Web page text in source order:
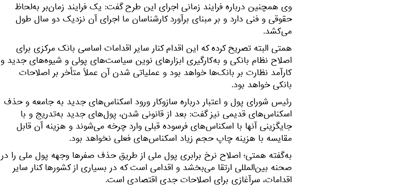
وی همچنین درباره فرایند زمانی اجرای این طرح گفت: یک فرایند زمان‌بر به‌لحاظ
حقوقی و فنی دارد و بر مبنای برآورد کارشناسان ما اجرای آن نزدیک دو سال طول
می‌کشد.
همتی البته تصریح کرده که این اقدام کنار سایر اقدامات اساسی بانک مرکزی برای
اصلاح نظام بانکی و به‌کارگیری ابزارهای نوین سیاست‌های پولی و شیوه‌های جدید و
کارآمد نظارت بر بانک‌ها خواهد بود و عملیاتی شدن آن عملاً متأخر بر اصلاحات
بانکی خواهد بود.
رئیس شورای پول و اعتبار درباره سازوکار ورود اسکناس‌های جدید به جامعه و حذف
اسکناس‌های قدیمی نیز گفت: بعد از قانونی شدن، پول‌های جدید به‌تدریج و با
جایگزینی آنها با اسکناس‌های فرسوده قبلی وارد چرخه می‌شوند و هزینه آن قابل
مقایسه با هزینه چاپ حجم زیاد اسکناس‌های فعلی نخواهد بود.
به‌گفته همتی؛ اصلاح نرخ برابری پول ملی از طریق حذف صفرها وجهه پول ملی را در
صحنه بین‌المللی ارتقا می‌بخشد و اقدامی است که در بسیاری از کشورها کنار سایر
اقدامات، سرآغازی برای اصلاحات جدی اقتصادی است.